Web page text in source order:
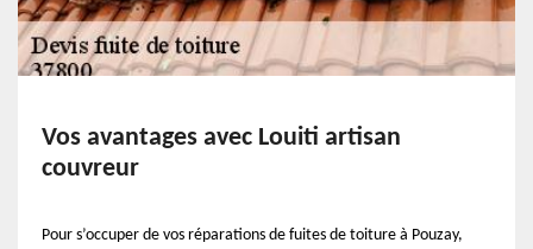
Vos avantages avec Louiti artisan
couvreur
Pour s’occuper de vos réparations de fuites de toiture à Pouzay,